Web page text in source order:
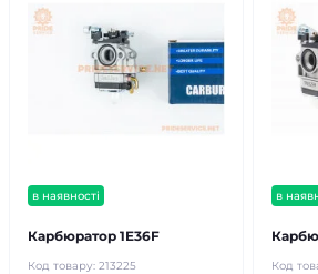
в наявності
Карбюратор 1E36F
Код товару: 213225
в
Код